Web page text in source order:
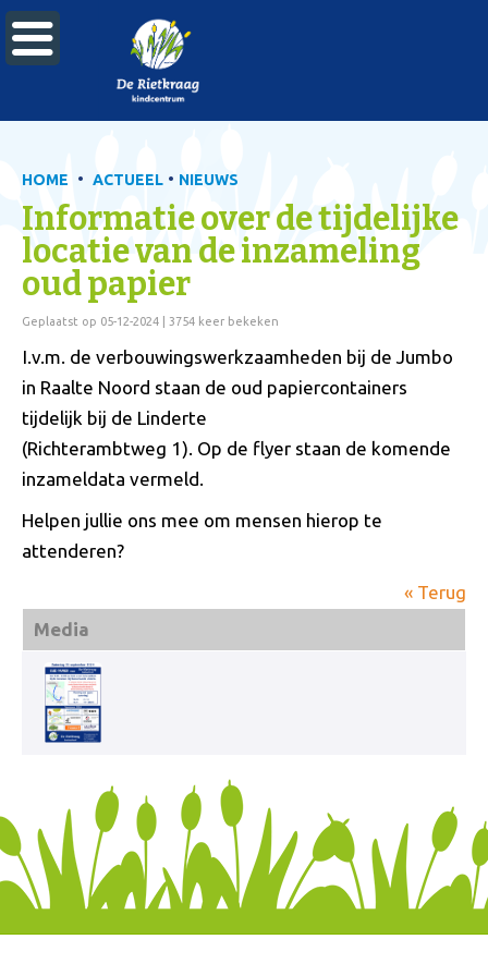

HOME • ACTUEEL • NIEUWS
Informatie over de tijdelijke
locatie van de inzameling
oud papier
Geplaatst op 05-12-2024 | 3754 keer bekeken
I.v.m. de verbouwingswerkzaamheden bij de Jumbo
in Raalte Noord staan de oud papiercontainers
tijdelijk bij de Linderte
(Richterambtweg 1). Op de flyer staan de komende
inzameldata vermeld.
Helpen jullie ons mee om mensen hierop te
attenderen?
« Terug
Media